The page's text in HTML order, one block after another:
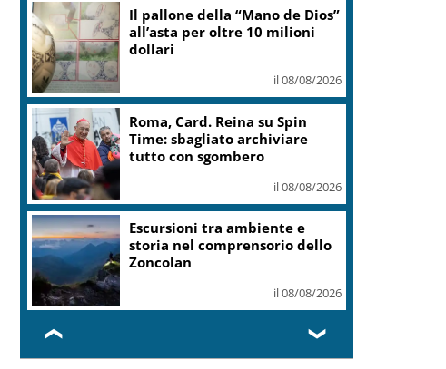
Il pallone della “Mano de Dios”
all’asta per oltre 10 milioni
dollari
il 08/08/2026
Roma, Card. Reina su Spin
Time: sbagliato archiviare
tutto con sgombero
il 08/08/2026
Escursioni tra ambiente e
storia nel comprensorio dello
Zoncolan
il 08/08/2026
❮ ❯